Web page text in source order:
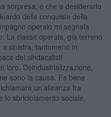
sorpresa, è che a desiderarlo
delle conquiste della
operaio mi segnala
La classe operaia, già terreno
sinistra, tantomeno in
dei sindacalisti
loro. Deindustrializzazione,
sono la causa. Fa bene
un’alleanza fra
sbriciolamento sociale,